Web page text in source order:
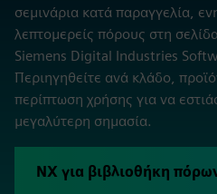
σεμινάρια κατά παραγγελία,
λεπτομερείς πόρους στη
Siemens Digital Industries
Περιηγηθείτε ανά κλάδο,
περίπτωση χρήσης για να
μεγαλύτερη σημασία.
NX για βιβλιοθήκη